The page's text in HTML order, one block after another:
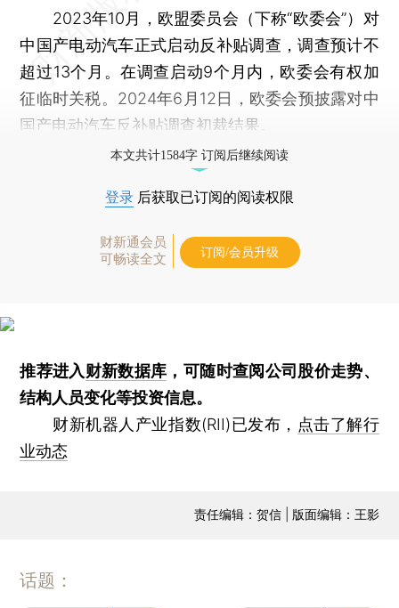
2023年10月，欧盟委员会（下称“欧委会”）对
中国产电动汽车正式启动反补贴调查，调查预计不
超过13个月。在调查启动9个月内，欧委会有权加
征临时关税。2024年6月12日，欧委会预披露对中
国产电动汽车反补贴调查初裁结果。
本文共计1584字 订阅后继续阅读
登录 后获取已订阅的阅读权限
财新通会员
可畅读全文
订阅/会员升级
推荐进入财新数据库 ，可随时查阅公司股价走势、
结构人员变化等投资信息。
财新机器人产业指数(RII)已发布， 点击了解行
业动态
责任编辑：贺信 | 版面编辑：王影
话题：